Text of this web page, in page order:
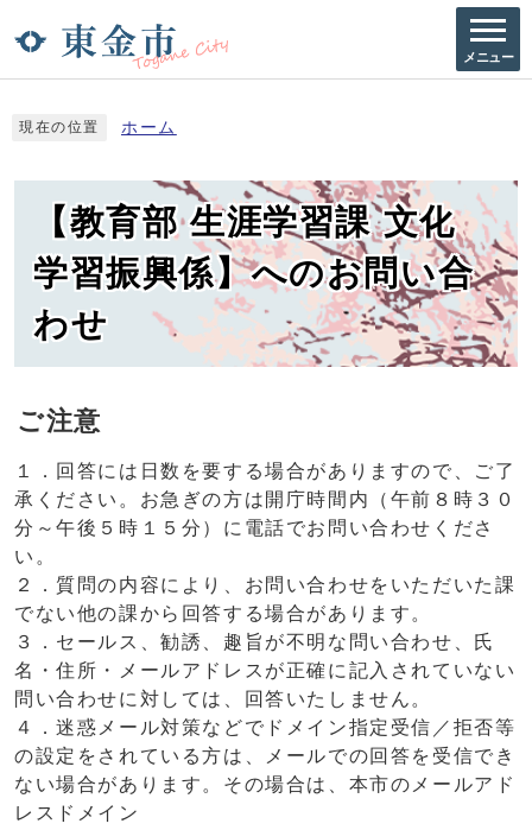
メニュー
現在の位置 ホーム
【教育部 生涯学習課 文化
学習振興係】へのお問い合
わせ
ご注意
１．回答には日数を要する場合がありますので、ご了
承ください。お急ぎの方は開庁時間内（午前８時３０
分～午後５時１５分）に電話でお問い合わせくださ
い。
２．質問の内容により、お問い合わせをいただいた課
でない他の課から回答する場合があります。
３．セールス、勧誘、趣旨が不明な問い合わせ、氏
名・住所・メールアドレスが正確に記入されていない
問い合わせに対しては、回答いたしません。
４．迷惑メール対策などでドメイン指定受信／拒否等
の設定をされている方は、メールでの回答を受信でき
ない場合があります。その場合は、本市のメールアド
レスドメイン